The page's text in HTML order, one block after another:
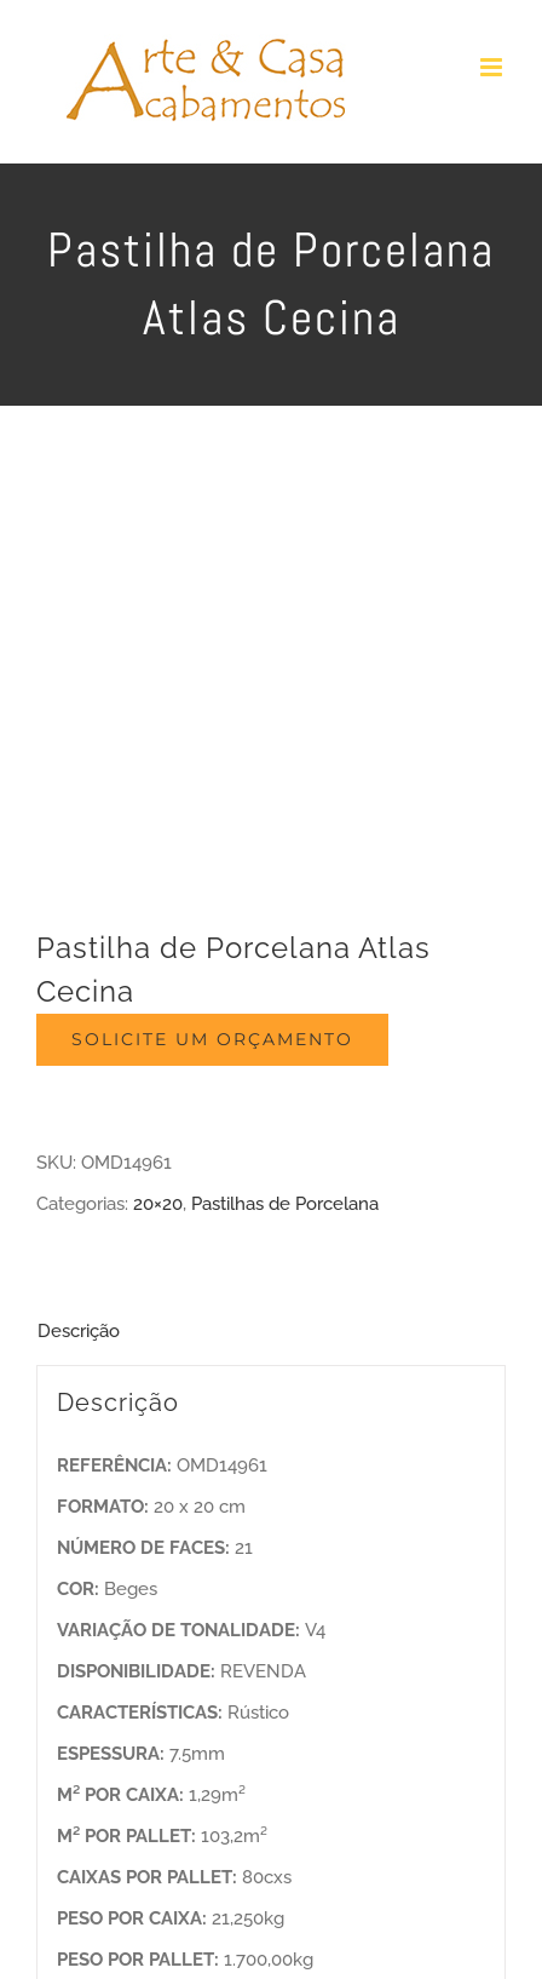
Pastilha de Porcelana
Atlas Cecina
Pastilha de Porcelana Atlas
Cecina
SOLICITE UM ORÇAMENTO
SKU: OMD14961
Categorias: 20×20, Pastilhas de Porcelana
Descrição
Descrição
REFERÊNCIA: OMD14961
FORMATO: 20 x 20 cm
NÚMERO DE FACES: 21
COR: Beges
VARIAÇÃO DE TONALIDADE: V4
DISPONIBILIDADE: REVENDA
CARACTERÍSTICAS: Rústico
ESPESSURA: 7.5mm
M² POR CAIXA: 1,29m²
M² POR PALLET: 103,2m²
CAIXAS POR PALLET: 80cxs
PESO POR CAIXA: 21,250kg
PESO POR PALLET: 1.700,00kg